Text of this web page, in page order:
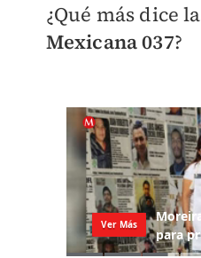
¿Qué más dice la
Mexicana 037?